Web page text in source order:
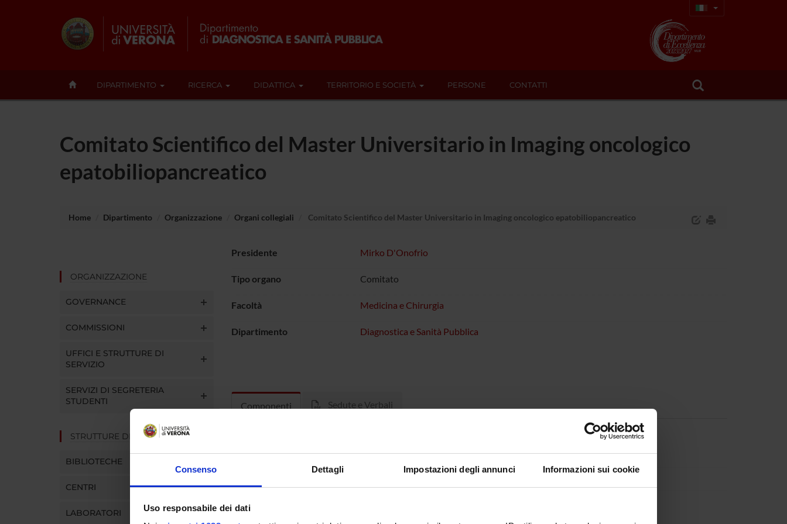
Consenso Dettagli Impostazioni degli annunci Informazioni sui cookie
Uso responsabile dei dati
DIPARTIMENTO RICERCA DIDATTICA TERRITORIO E SOCIETÀ PERSONE CONTATTI
Comitato Scientifico del Master Universitario in Imaging oncologico
epatobiliopancreatico
Home Dipartimento Organizzazione Organi collegiali Comitato Scientifico del Master Universitario in Imaging oncologico epatobiliopancreatico
ORGANIZZAZIONE
GOVERNANCE
COMMISSIONI
UFFICI E STRUTTURE DI
SERVIZIO
SERVIZI DI SEGRETERIA
STUDENTI
STRUTTURE DEL DIPARTIMENTO
BIBLIOTECHE
CENTRI
LABORATORI
Presidente Mirko D'Onofrio
Tipo organo Comitato
Facoltà Medicina e Chirurgia
Dipartimento Diagnostica e Sanità Pubblica
Componenti Sedute e Verbali
Nicolo' Cardobi
Lombardi
Enrico Martone
Michele Milella